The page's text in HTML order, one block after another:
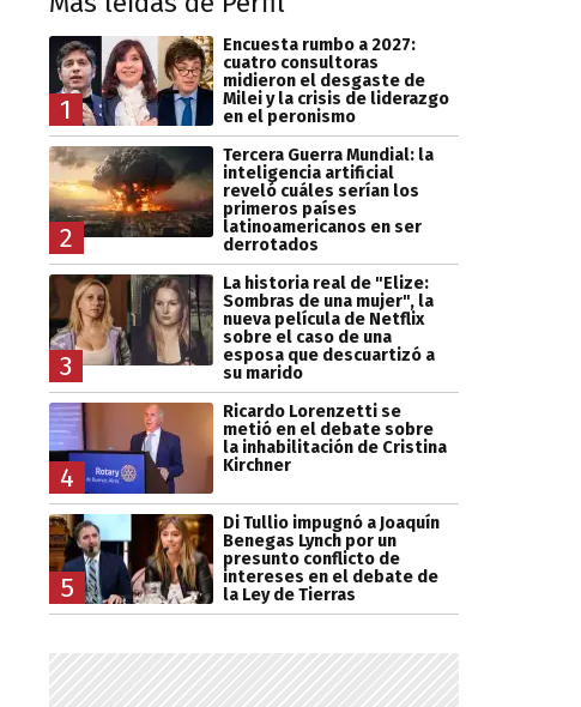
1
Encuesta rumbo a 2027:
cuatro consultoras
midieron el desgaste de
Milei y la crisis de liderazgo
en el peronismo
2
Tercera Guerra Mundial: la
inteligencia artificial
reveló cuáles serían los
primeros países
latinoamericanos en ser
derrotados
3
La historia real de "Elize:
Sombras de una mujer", la
nueva película de Netflix
sobre el caso de una
esposa que descuartizó a
su marido
4
Ricardo Lorenzetti se
metió en el debate sobre
la inhabilitación de Cristina
Kirchner
5
Di Tullio impugnó a Joaquín
Benegas Lynch por un
presunto conflicto de
intereses en el debate de
la Ley de Tierras